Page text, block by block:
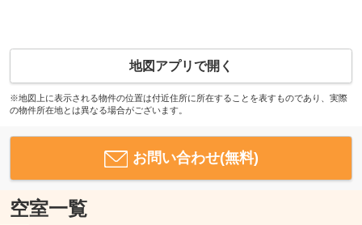
地図アプリで開く
※地図上に表示される物件の位置は付近住所に所在することを表すものであり、実際
の物件所在地とは異なる場合がございます。
お問い合わせ(無料)
空室一覧